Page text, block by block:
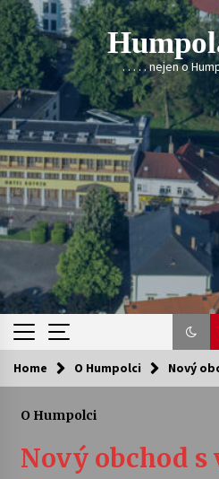
Skip
to
content
. . . . . nejen o
Kam za kulturou?
Sukuba Ensemble
4. 8. 2026
Home O Humpolci Nový
O Humpolci
Nový obchod s